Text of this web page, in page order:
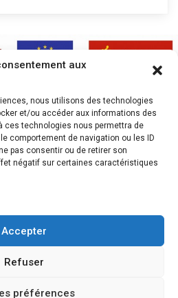
aux
nous utilisons des technologies
et/ou accéder aux informations des
ces technologies nous permettra de
comportement de navigation ou les ID
pas consentir ou de retirer son
négatif sur certaines caractéristiques
Accepter
Refuser
préférences